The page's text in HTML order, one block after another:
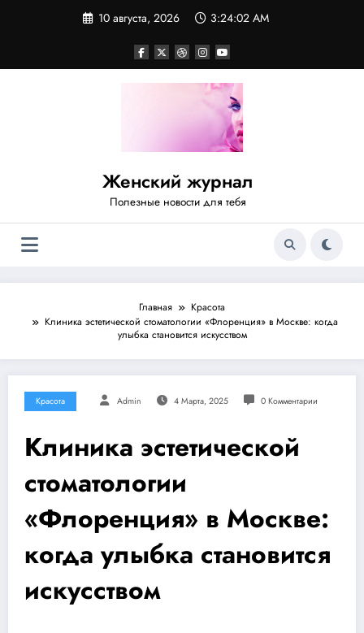
10 августа, 2026 3:24:02 AM
Женский журнал
Полезные новости для тебя
Главная
Красота
Клиника эстетической стоматологии «Флоренция» в Москве: когда
улыбка становится искусством
Красота Admin 4 Марта, 2025 0 Комментарии
Клиника эстетической
стоматологии
«Флоренция» в Москве:
когда улыбка становится
искусством